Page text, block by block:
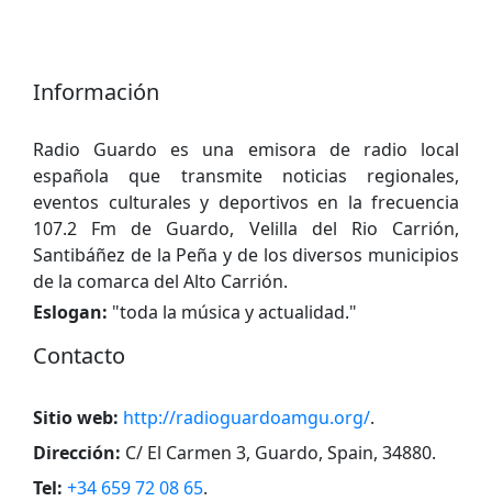
Información
Radio Guardo es una emisora ​​de radio local
española que transmite noticias regionales,
eventos culturales y deportivos en la frecuencia
107.2 Fm de Guardo, Velilla del Rio Carrión,
Santibáñez de la Peña y de los diversos municipios
de la comarca del Alto Carrión.
Eslogan: "toda la música y actualidad."
Contacto
Sitio web: http://radioguardoamgu.org/.
Dirección: C/ El Carmen 3, Guardo, Spain, 34880.
Tel: +34 659 72 08 65.